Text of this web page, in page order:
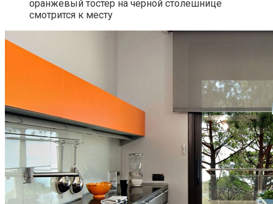
оранжевый тостер на черной столешнице
смотрится к месту